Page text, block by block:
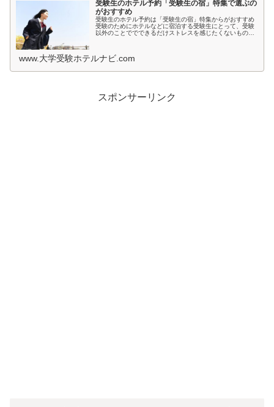
受験生のホテル予約「受験生の宿」特集で選ぶの
がおすすめ
受験生のホテル予約は「受験生の宿」特集からがおすすめ
受験のためにホテルなどに宿泊する受験生にとって、受験
以外のことででできるだけストレスを感じたくないもので
www.大学受験ホテルナビ.com
スポンサーリンク